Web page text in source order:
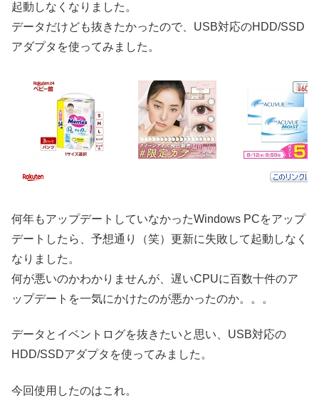
起動しなくなりました。
データだけども抜きたかったので、USB対応のHDD/SSD
アダプタを使ってみました。
何年もアップデートしていなかったWindows PCをアップ
デートしたら、予想通り（笑）更新に失敗して起動しなく
なりました。
何が悪いのかわかりませんが、遅いCPUに百数十件のア
ップデートを一気にかけたのが悪かったのか。。。
データとイベントログを抜きたいと思い、USB対応の
HDD/SSDアダプタを使ってみました。
今回使用したのはこれ。